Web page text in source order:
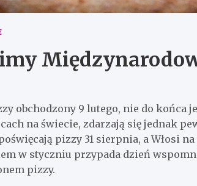
obchodzony 9 lutego, nie do końca
na świecie, zdarzają się jednak
pizzy 31 sierpnia, a Włosi
w styczniu przypada dzień
pizzy.